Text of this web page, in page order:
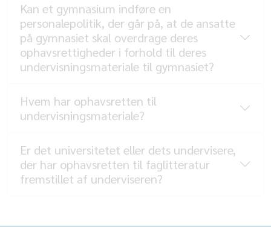
Kan et gymnasium indføre en
personalepolitik, der går på, at de ansatte
på gymnasiet skal overdrage deres
ophavsrettigheder i forhold til deres
undervisningsmateriale til gymnasiet?
Hvem har ophavsretten til
undervisningsmateriale?
Er det universitetet eller dets undervisere,
der har ophavsretten til faglitteratur
fremstillet af underviseren?